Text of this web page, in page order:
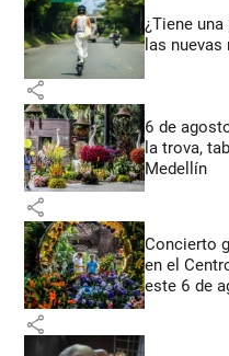
¿Tiene
las
share
6 de
la trova,
Medellín
share
Concierto
en el
este 6 de
share